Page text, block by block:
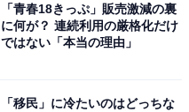
「青春18きっぷ」販売激減の裏
に何が？ 連続利用の厳格化だけ
ではない「本当の理由」
「移民」に冷たいのはどっちな